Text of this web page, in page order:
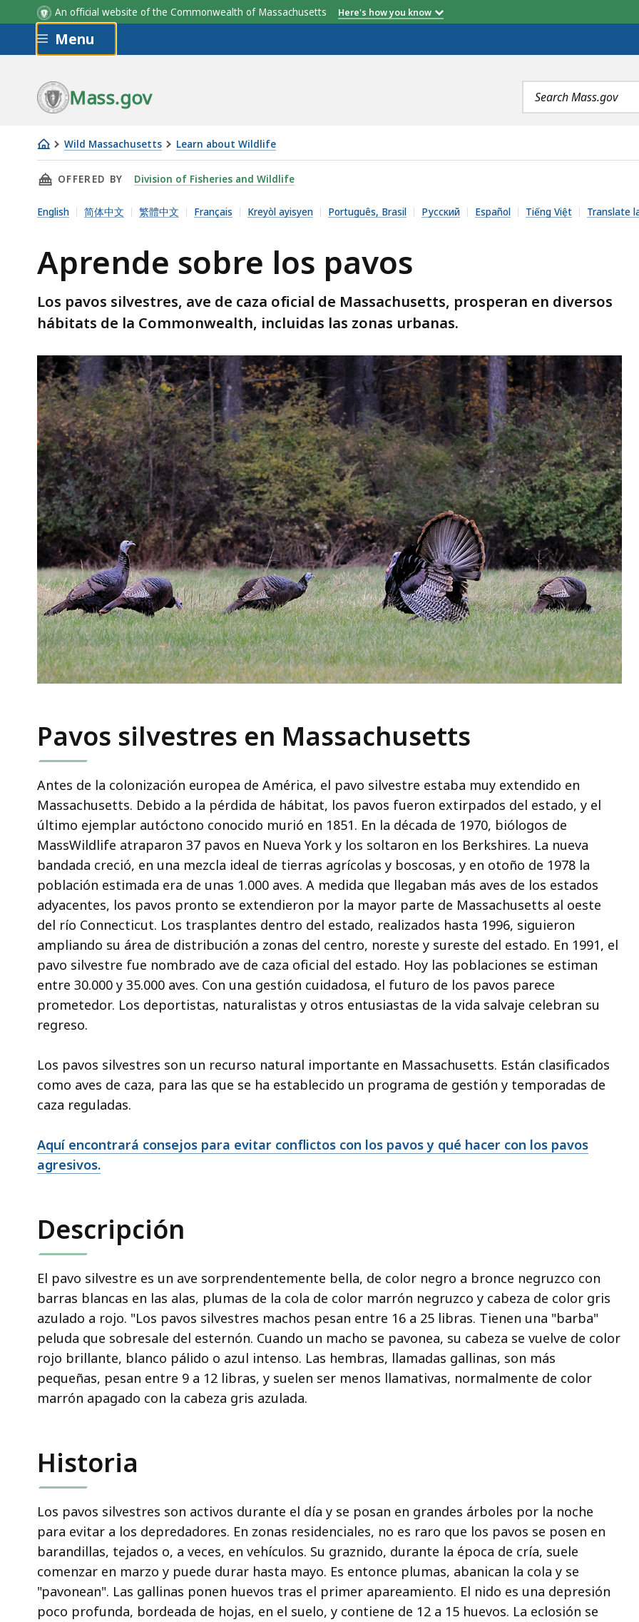
An official website of the Commonwealth of Massachusetts Here's how you know
Skip to main content
Menu
Mass.gov
Search
terms
Wild Massachusetts Learn about Wildlife
Aprende
sobre
pavos
THIS PAGE, APRENDE SOBRE LOS PAVOS, IS
OFFERED BY Division of Fisheries and Wildlife
English 简体中文 繁體中文 Français Kreyòl ayisyen Português, Brasil Русский Español Tiếng Việt Translate
Aprende sobre los pavos
Los pavos silvestres, ave de caza oficial de Massachusetts, prosperan en diversos
hábitats de la Commonwealth, incluidas las zonas urbanas.
Pavos silvestres en Massachusetts
Antes de la colonización europea de América, el pavo silvestre estaba muy extendido en
Massachusetts. Debido a la pérdida de hábitat, los pavos fueron extirpados del estado, y el
último ejemplar autóctono conocido murió en 1851. En la década de 1970, biólogos de
MassWildlife atraparon 37 pavos en Nueva York y los soltaron en los Berkshires. La nueva
bandada creció, en una mezcla ideal de tierras agrícolas y boscosas, y en otoño de 1978 la
población estimada era de unas 1.000 aves. A medida que llegaban más aves de los estados
adyacentes, los pavos pronto se extendieron por la mayor parte de Massachusetts al oeste
del río Connecticut. Los trasplantes dentro del estado, realizados hasta 1996, siguieron
ampliando su área de distribución a zonas del centro, noreste y sureste del estado. En 1991, el
pavo silvestre fue nombrado ave de caza oficial del estado. Hoy las poblaciones se estiman
entre 30.000 y 35.000 aves. Con una gestión cuidadosa, el futuro de los pavos parece
prometedor. Los deportistas, naturalistas y otros entusiastas de la vida salvaje celebran su
regreso.
Los pavos silvestres son un recurso natural importante en Massachusetts. Están clasificados
como aves de caza, para las que se ha establecido un programa de gestión y temporadas de
caza reguladas.
Aquí encontrará consejos para evitar conflictos con los pavos y qué hacer con los pavos
agresivos.
Descripción
El pavo silvestre es un ave sorprendentemente bella, de color negro a bronce negruzco con
barras blancas en las alas, plumas de la cola de color marrón negruzco y cabeza de color gris
azulado a rojo. "Los pavos silvestres machos pesan entre 16 a 25 libras. Tienen una "barba"
peluda que sobresale del esternón. Cuando un macho se pavonea, su cabeza se vuelve de color
rojo brillante, blanco pálido o azul intenso. Las hembras, llamadas gallinas, son más
pequeñas, pesan entre 9 a 12 libras, y suelen ser menos llamativas, normalmente de color
marrón apagado con la cabeza gris azulada.
Historia
Los pavos silvestres son activos durante el día y se posan en grandes árboles por la noche
para evitar a los depredadores. En zonas residenciales, no es raro que los pavos se posen en
barandillas, tejados o, a veces, en vehículos. Su graznido, durante la época de cría, suele
comenzar en marzo y puede durar hasta mayo. Es entonce plumas, abanican la cola y se
"pavonean". Las gallinas ponen huevos tras el primer apareamiento. El nido es una depresión
poco profunda, bordeada de hojas, en el suelo, y contiene de 12 a 15 huevos. La eclosión se